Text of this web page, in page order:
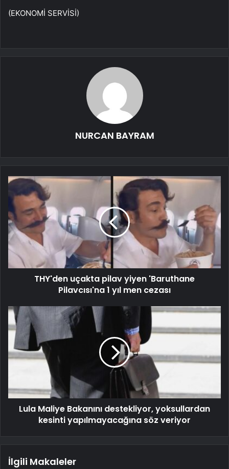
(EKONOMİ SERVİSİ)
NURCAN BAYRAM
THY'den uçakta pilav yiyen 'Baruthane
Pilavcısı'na 1 yıl men cezası
Lula Maliye Bakanını destekliyor, yoksullardan
kesinti yapılmayacağına söz veriyor
İlgili Makaleler